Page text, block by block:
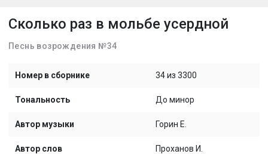
Сколько раз в мольбе усердной
Песнь возрождения №34
Номер в сборнике 34 из 3300
Тональность До минор
Автор музыки Горин Е.
Автор слов Проханов И.